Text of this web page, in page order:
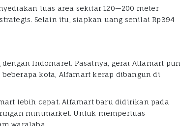
luas area sekitar 120—200 meter
Selain itu, siapkan uang senilai Rp394
Indomaret. Pasalnya, gerai Alfamart pun
kota, Alfamart kerap dibangun di
lebih cepat. Alfamart baru didirikan pada
minimarket. Untuk memperluas
waralaba.